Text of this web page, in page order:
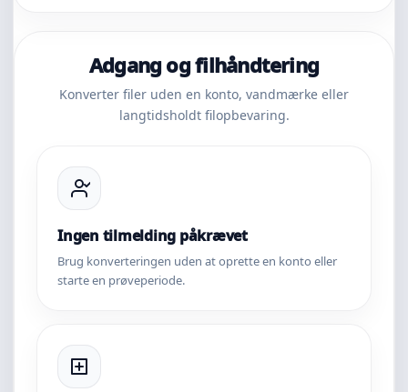
Adgang og filhåndtering
Konverter filer uden en konto, vandmærke eller
langtidsholdt filopbevaring.
Ingen tilmelding påkrævet
Brug konverteringen uden at oprette en konto eller
starte en prøveperiode.